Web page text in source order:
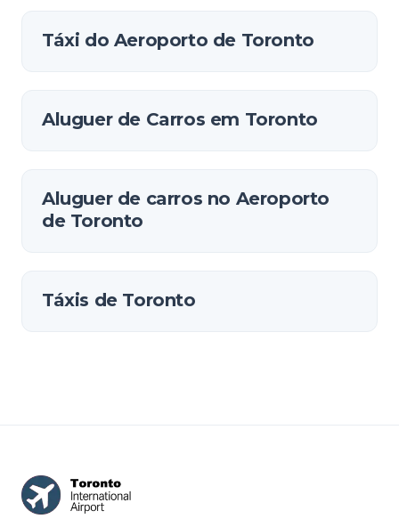
Táxi do Aeroporto de Toronto
Aluguer de Carros em Toronto
Aluguer de carros no Aeroporto
de Toronto
Táxis de Toronto